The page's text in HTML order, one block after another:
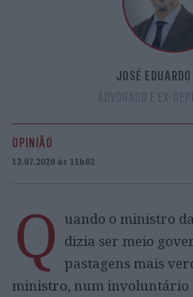
JOSÉ
ADVOGADO E EX-
OPINIÃO
13.07.2020 às 11h02
Q uando o ministro
dizia ser meio
pastagens mais
ministro, num involuntário